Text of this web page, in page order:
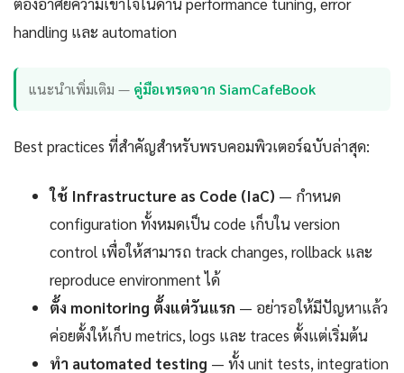
handling และ automation
แนะนำเพิ่มเติม — คู่มือเทรดจาก SiamCafeBook
Best practices ที่สำคัญสำหรับพรบคอมพิวเตอร์ฉบับล่าสุด:
ใช้ Infrastructure as Code (IaC) — กำหนด
configuration ทั้งหมดเป็น code เก็บใน version
control เพื่อให้สามารถ track changes, rollback และ
reproduce environment ได้
ตั้ง monitoring ตั้งแต่วันแรก — อย่ารอให้มีปัญหาแล้ว
ค่อยตั้งให้เก็บ metrics, logs และ traces ตั้งแต่เริ่มต้น
ทำ automated testing — ทั้ง unit tests, integration